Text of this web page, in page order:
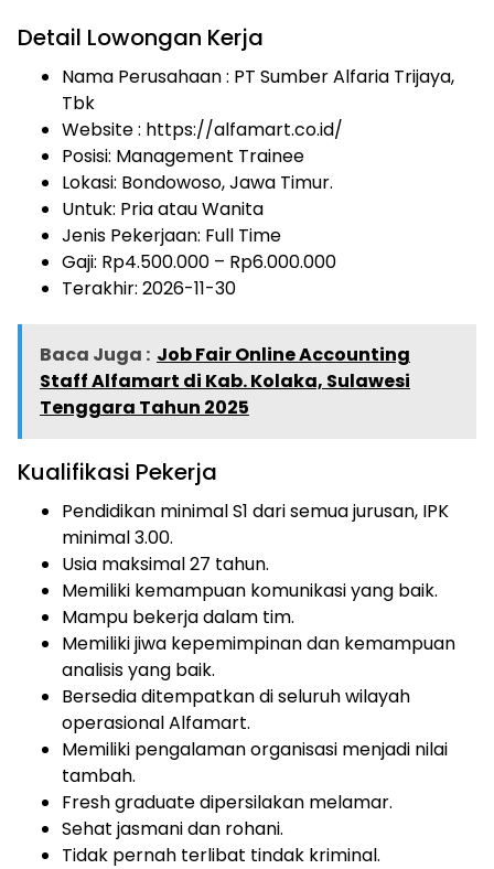
Detail Lowongan Kerja
Nama Perusahaan : PT Sumber Alfaria Trijaya,
Tbk
Website : https://alfamart.co.id/
Posisi: Management Trainee
Lokasi: Bondowoso, Jawa Timur.
Untuk: Pria atau Wanita
Jenis Pekerjaan: Full Time
Gaji: Rp4.500.000 – Rp6.000.000
Terakhir: 2026-11-30
Baca Juga : Job Fair Online Accounting
Staff Alfamart di Kab. Kolaka, Sulawesi
Tenggara Tahun 2025
Kualifikasi Pekerja
Pendidikan minimal S1 dari semua jurusan, IPK
minimal 3.00.
Usia maksimal 27 tahun.
Memiliki kemampuan komunikasi yang baik.
Mampu bekerja dalam tim.
Memiliki jiwa kepemimpinan dan kemampuan
analisis yang baik.
Bersedia ditempatkan di seluruh wilayah
operasional Alfamart.
Memiliki pengalaman organisasi menjadi nilai
tambah.
Fresh graduate dipersilakan melamar.
Sehat jasmani dan rohani.
Tidak pernah terlibat tindak kriminal.